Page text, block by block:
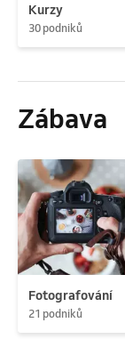
Kurzy
30 podniků
Zábava
Fotografování
21 podniků